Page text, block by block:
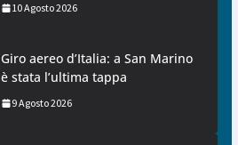
10 Agosto 2026
Giro aereo d’Italia: a San Marino
è stata l’ultima tappa
9 Agosto 2026